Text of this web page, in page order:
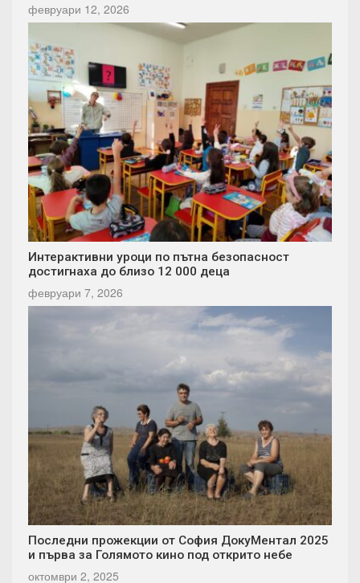
февруари 12, 2026
Интерактивни уроци по пътна безопасност
достигнаха до близо 12 000 деца
февруари 7, 2026
Последни прожекции от София ДокуМентал 2025
и първа за Голямото кино под открито небе
октомври 2, 2025